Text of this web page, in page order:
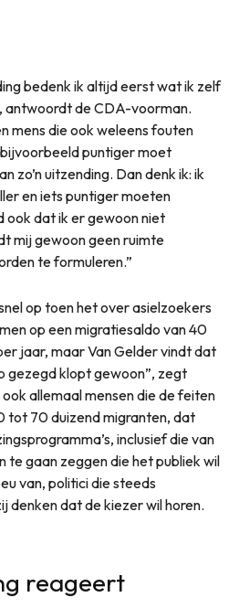
bedenk ik altijd eerst wat ik zelf
antwoordt de CDA-voorman.
mens die ook weleens fouten
puntiger moet
zo’n uitzending. Dan denk ik: ik
en iets puntiger moeten
ook dat ik er gewoon niet
mij gewoon geen ruimte
te formuleren.”
op toen het over asielzoekers
op een migratiesaldo van 40
jaar, maar Van Gelder vindt dat
gezegd klopt gewoon”, zegt
ook allemaal mensen die de feiten
tot 70 duizend migranten, dat
inclusief die van
te gaan zeggen die het publiek wil
van, politici die steeds
denken dat de kiezer wil horen.
reageert